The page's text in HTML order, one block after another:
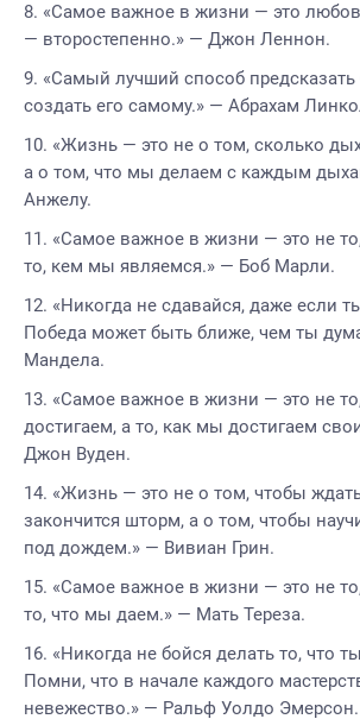
«Самое важное в жизни — это
— второстепенно.» — Джон Леннон.
«Самый лучший способ предсказать
создать его самому.» — Абрахам
«Жизнь — это не о том, сколько
а о том, что мы делаем с каждым
Анжелу.
«Самое важное в жизни — это не
то, кем мы являемся.» — Боб Марли.
«Никогда не сдавайся, даже если
Победа может быть ближе, чем ты
Мандела.
«Самое важное в жизни — это не
достигаем, а то, как мы достигаем
Джон Вуден.
«Жизнь — это не о том, чтобы
закончится шторм, а о том, чтобы
под дождем.» — Вивиан Грин.
«Самое важное в жизни — это не
то, что мы даем.» — Мать Тереза.
«Никогда не бойся делать то, что
Помни, что в начале каждого
невежество.» — Ральф Уолдо Эмерсон.